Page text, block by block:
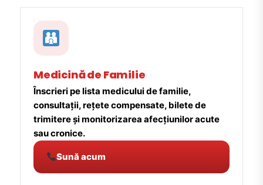
Medicină de Familie
Înscrieri pe lista medicului de familie,
consultații, rețete compensate, bilete de
trimitere și monitorizarea afecțiunilor acute
sau cronice.
Sună acum